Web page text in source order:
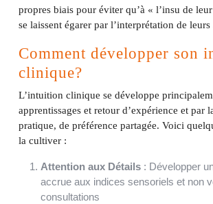
propres biais pour éviter qu’à « l’insu de
se laissent égarer par l’interprétation de
Comment développer son
clinique?
L’intuition clinique se développe
apprentissages et retour d’expérience et par
pratique, de préférence partagée. Voici
la cultiver :
Attention aux Détails : Développer
accrue aux indices sensoriels et non
consultations